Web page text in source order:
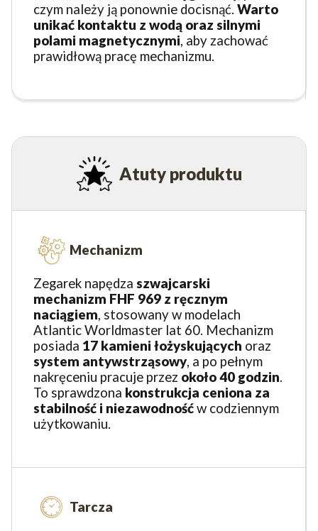
czym należy ją ponownie docisnąć. Warto
unikać kontaktu z wodą oraz silnymi
polami magnetycznymi, aby zachować
prawidłową pracę mechanizmu.
Atuty produktu
Mechanizm
Zegarek napędza szwajcarski
mechanizm FHF 969 z ręcznym
naciągiem, stosowany w modelach
Atlantic Worldmaster lat 60. Mechanizm
posiada 17 kamieni łożyskujących oraz
system antywstrząsowy, a po pełnym
nakręceniu pracuje przez około40 godzin.
To sprawdzona konstrukcja ceniona za
stabilność i niezawodnośćw codziennym
użytkowaniu.
Tarcza